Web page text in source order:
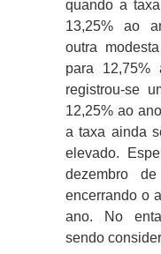
quando a
13,25% ao
outra
para 12,75%
registrou-se
12,25% ao
a taxa ainda
elevado.
dezembro
encerrando o
ano. No
sendo